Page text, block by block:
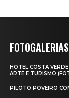
FOTOGALERIAS
HOTEL COSTA
ARTE E TURISMO
PILOTO POVEIRO